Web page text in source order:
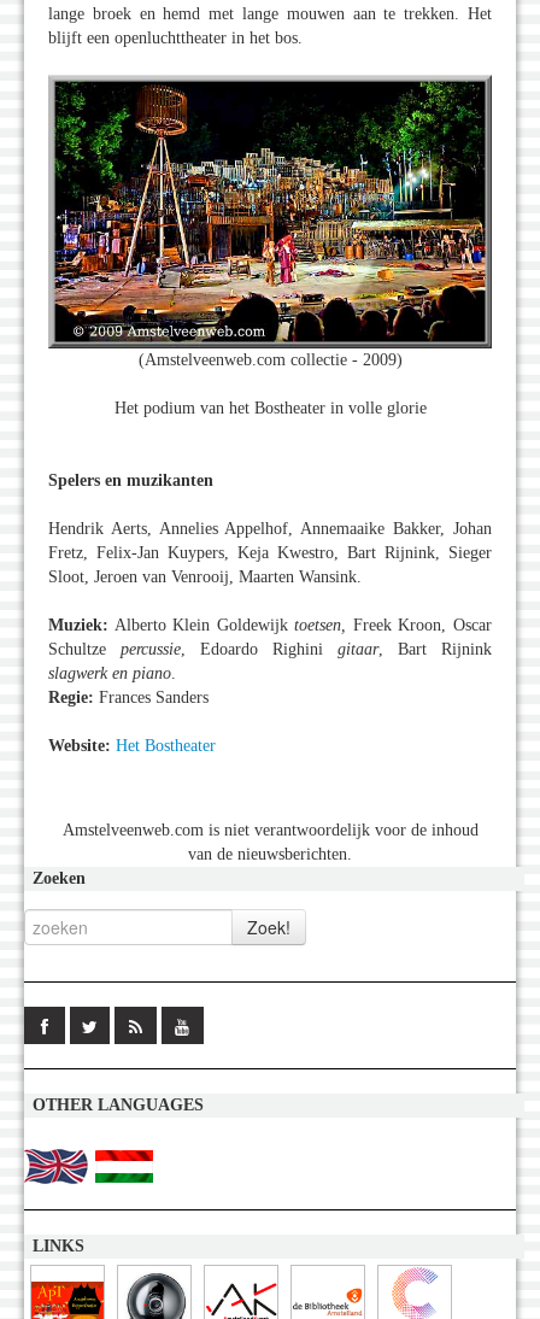
lange broek en hemd met lange mouwen aan te trekken. Het
blijft een openluchttheater in het bos.
(Amstelveenweb.com collectie - 2009)
Het podium van het Bostheater in volle glorie
Spelers en muzikanten
Hendrik Aerts, Annelies Appelhof, Annemaaike Bakker, Johan
Fretz, Felix-Jan Kuypers, Keja Kwestro, Bart Rijnink, Sieger
Sloot, Jeroen van Venrooij, Maarten Wansink.
Muziek: Alberto Klein Goldewijktoetsen, Freek Kroon, Oscar
Schultze percussie , Edoardo Righini gitaar, Bart Rijnink
slagwerk en piano
Regie: Frances Sanders
Website: Het Bostheater
Amstelveenweb.com is niet verantwoordelijk voor de inhoud
van de nieuwsberichten.
Zoeken
OTHER LANGUAGES
LINKS